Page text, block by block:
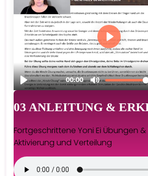
03 ANLEITUNG &
Fortgeschrittene Yoni Ei Übungen &
Aktivierung und Verteilung